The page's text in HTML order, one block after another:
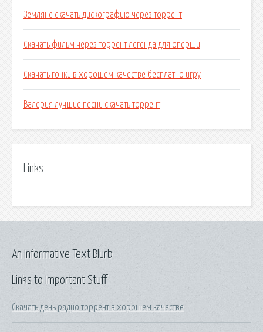
Земляне скачать дискографию через торрент
Скачать фильм через торрент легенда для оперши
Скачать гонки в хорошем качестве бесплатно игру
Валерия лучшие песни скачать торрент
Links
Links to Important Stuff
Скачать день радио торрент в хорошем качестве
An Informative Text Blurb